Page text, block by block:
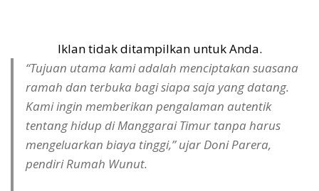
Iklan tidak ditampilkan untuk Anda.
“Tujuan utama kami adalah menciptakan suasana
ramah dan terbuka bagi siapa saja yang datang.
Kami ingin memberikan pengalaman autentik
tentang hidup di Manggarai Timur tanpa harus
mengeluarkan biaya tinggi,” ujar Doni Parera,
pendiri Rumah Wunut.